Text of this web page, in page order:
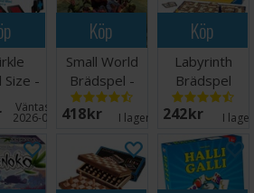
Size -
Väntas in:
2026-09-30
Köp
Small World
Brädspel -
Svensk
418 SEK I lager: 16
Köp
Labyrinth
Brädspel
242 SEK I